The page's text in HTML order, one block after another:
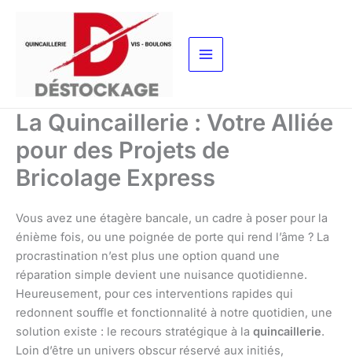
contenu
La Quincaillerie : Votre Alliée
pour des Projets de
Bricolage Express
Vous avez une étagère bancale, un cadre à poser pour la
énième fois, ou une poignée de porte qui rend l’âme ? La
procrastination n’est plus une option quand une
réparation simple devient une nuisance quotidienne.
Heureusement, pour ces interventions rapides qui
redonnent souffle et fonctionnalité à notre quotidien, une
solution existe : le recours stratégique à la quincaillerie.
Loin d’être un univers obscur réservé aux initiés,